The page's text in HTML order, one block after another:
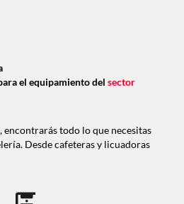
el equipamiento del sector
encontrarás todo lo que necesitas
Desde cafeteras y licuadoras